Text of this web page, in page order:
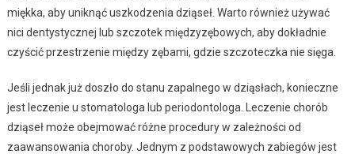
miękka, aby uniknąć uszkodzenia dziąseł. Warto również używać
nici dentystycznej lub szczotek międzyzębowych, aby dokładnie
czyścić przestrzenie między zębami, gdzie szczoteczka nie sięga.
Jeśli jednak już doszło do stanu zapalnego w dziąsłach, konieczne
jest leczenie u stomatologa lub periodontologa. Leczenie chorób
dziąseł może obejmować różne procedury w zależności od
zaawansowania choroby. Jednym z podstawowych zabiegów jest